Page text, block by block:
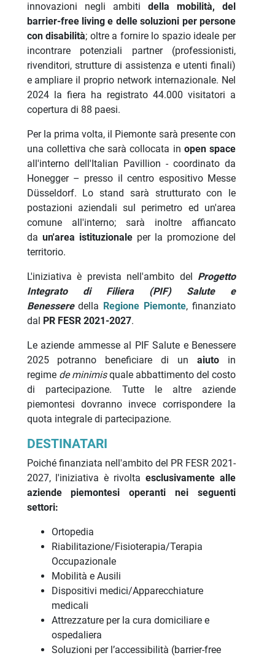
innovazioni negli ambiti della mobilità, del
barrier-free living e delle soluzioni per persone
con disabilità; oltre a fornire lo spazio ideale per
incontrare potenziali partner (professionisti,
rivenditori, strutture di assistenza e utenti finali)
e ampliare il proprio network internazionale. Nel
2024 la fiera ha registrato 44.000 visitatori a
copertura di 88 paesi.
Per la prima volta, il Piemonte sarà presente con
una collettiva che sarà collocata in open space
all'interno dell'Italian Pavillion - coordinato da
Honegger – presso il centro espositivo Messe
Düsseldorf. Lo stand sarà strutturato con le
postazioni aziendali sul perimetro ed un'area
comune all'interno; sarà inoltre affiancato
da un'area istituzionaleper la promozione del
territorio.
L'iniziativa è prevista nell'ambito del Progetto
Integrato di Filiera (PIF) Salute e
Benesseredella Regione Piemonte, finanziato
dal
PR FESR 2021-2027.
Le aziende ammesse al PIF Salute e Benessere
2025 potranno beneficiare di unaiuto in
regime de minimisquale abbattimento del costo
di partecipazione. Tutte le altre aziende
piemontesi dovranno invece corrispondere la
quota integrale di partecipazione.
DESTINATARI
Poiché finanziata nell'ambito del PR FESR 2021-
2027, l'iniziativa è rivoltaesclusivamente alle
aziende piemontesi operanti nei seguenti
settori:
Ortopedia
Riabilitazione/Fisioterapia/Terapia
Occupazionale
Mobilità e Ausili
Dispositivi medici/Apparecchiature
medicali
Attrezzature per la cura domiciliare e
ospedaliera
Soluzioni per l’accessibilità (barrier-free